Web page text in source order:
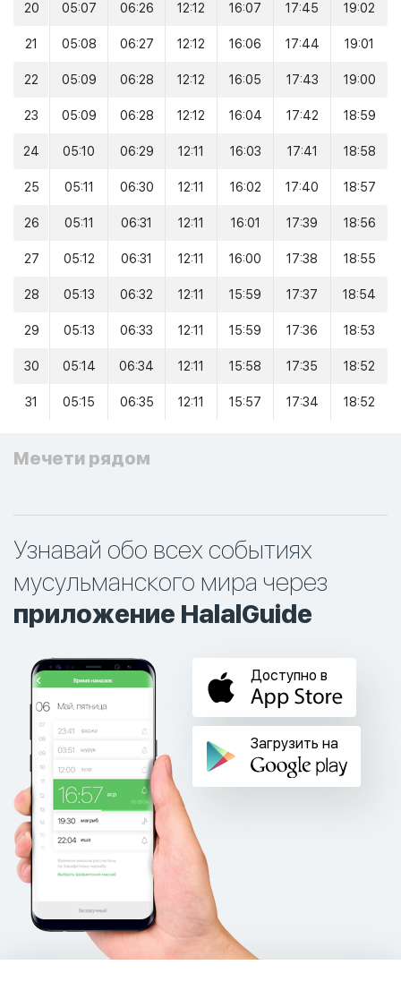
20 05:07 06:26 12:12 16:07 17:45 19:02
21 05:08 06:27 12:12 16:06 17:44 19:01
22 05:09 06:28 12:12 16:05 17:43 19:00
23 05:09 06:28 12:12 16:04 17:42 18:59
24 05:10 06:29 12:11 16:03 17:41 18:58
25 05:11 06:30 12:11 16:02 17:40 18:57
26 05:11 06:31 12:11 16:01 17:39 18:56
27 05:12 06:31 12:11 16:00 17:38 18:55
28 05:13 06:32 12:11 15:59 17:37 18:54
29 05:13 06:33 12:11 15:59 17:36 18:53
30 05:14 06:34 12:11 15:58 17:35 18:52
31 05:15 06:35 12:11 15:57 17:34 18:52
Мечети рядом
Узнавай обо всех событиях
мусульманского мира через
приложение HalalGuide
Доступно в
Загрузить на